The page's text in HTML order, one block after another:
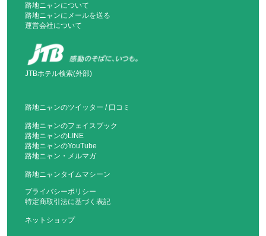
路地ニャンについて
路地ニャンにメールを送る
運営会社について
JTBホテル検索(外部)
路地ニャンのツイッター / 口コミ
路地ニャンのフェイスブック
路地ニャンのLINE
路地ニャンのYouTube
路地ニャン・メルマガ
路地ニャンタイムマシーン
プライバシーポリシー
特定商取引法に基づく表記
ネットショップ